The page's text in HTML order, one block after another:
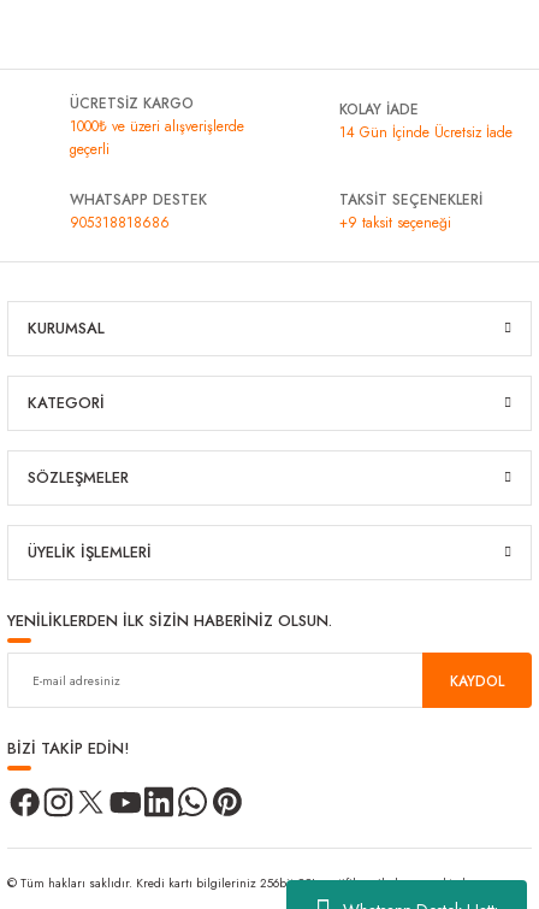
ÜCRETSİZ KARGO
1000₺ ve üzeri alışverişlerde
geçerli
KOLAY İADE
14 Gün İçinde Ücretsiz İade
WHATSAPP DESTEK
905318818686
TAKSİT SEÇENEKLERİ
+9 taksit seçeneği
KURUMSAL
KATEGORİ
SÖZLEŞMELER
ÜYELİK İŞLEMLERİ
YENİLİKLERDEN İLK SİZİN HABERİNİZ OLSUN.
KAYDOL
BİZİ TAKİP EDİN!
© Tüm hakları saklıdır. Kredi kartı bilgileriniz 256bit SSL sertifikası ile korunmaktadır.